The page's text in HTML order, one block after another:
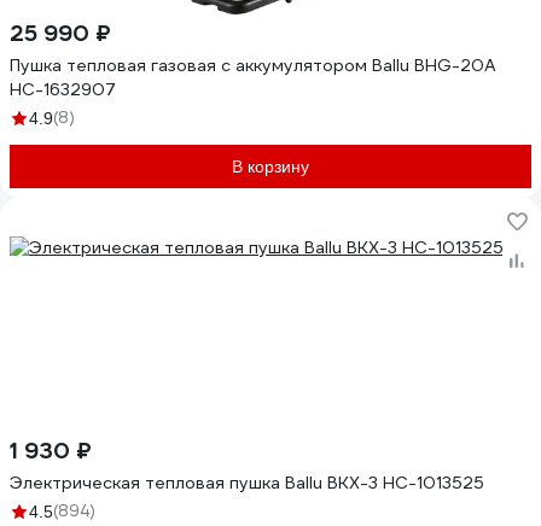
25 990 ₽
Пушка тепловая газовая с аккумулятором Ballu BHG-20A
НС-1632907
4.9(8)
В корзину
1 930 ₽
Электрическая тепловая пушка Ballu BKX-3 НС-1013525
4.5(894)